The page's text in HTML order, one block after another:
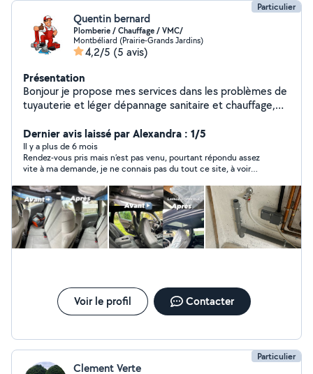
Particulier
Quentin bernard
Plomberie / Chauffage / VMC/
Montbéliard (Prairie-Grands Jardins)
4,2/5 (5 avis)
Présentation
Bonjour je propose mes services dans les problèmes de
tuyauterie et léger dépannage sanitaire et chauffage,
Dernier avis laissé par Alexandra : 1/5
Il y a plus de 6 mois
Rendez-vous pris mais n’est pas venu, pourtant répondu assez
vite à ma demande, je ne connais pas du tout ce site, à voir…
Voir le profil Contacter
Particulier
Clement Verte